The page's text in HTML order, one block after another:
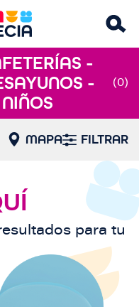
-
-
(0)
MAPA FILTRAR
para tu